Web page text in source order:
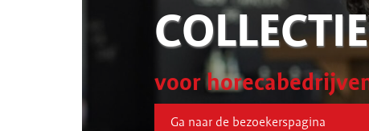
voor
Ga naar de bezoekerspagina